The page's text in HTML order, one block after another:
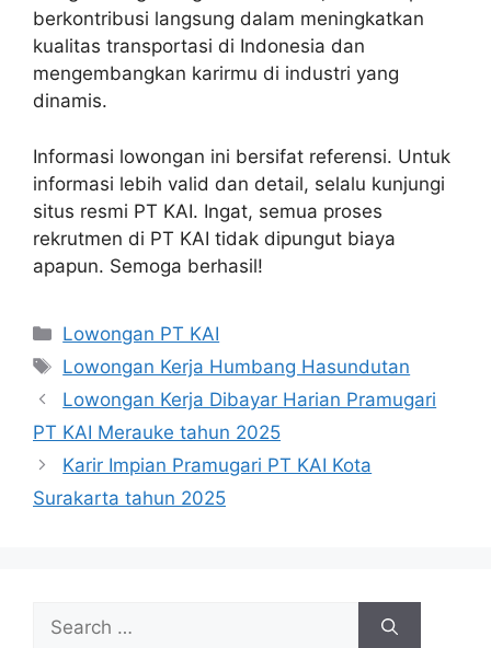
berkontribusi langsung dalam meningkatkan
kualitas transportasi di Indonesia dan
mengembangkan karirmu di industri yang
dinamis.
Informasi lowongan ini bersifat referensi. Untuk
informasi lebih valid dan detail, selalu kunjungi
situs resmi PT KAI. Ingat, semua proses
rekrutmen di PT KAI tidak dipungut biaya
apapun. Semoga berhasil!
Categories
Lowongan PT KAI
Tags
Lowongan Kerja Humbang Hasundutan
Lowongan Kerja Dibayar Harian Pramugari
PT KAI Merauke tahun 2025
Karir Impian Pramugari PT KAI Kota
Surakarta tahun 2025
for: